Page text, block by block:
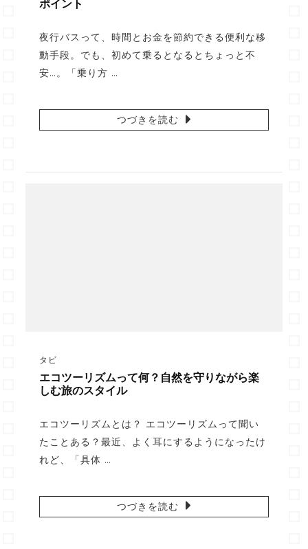
ポイント
夜行バスって、時間とお金を節約できる便利な移
動手段。でも、初めて乗るとなるとちょっと不
安…。「乗り方 …
つづきを読む
タビ
エコツーリズムって何？自然を守りながら楽
しむ旅のスタイル
エコツーリズムとは？ エコツーリズムって聞い
たことある？最近、よく耳にするようになったけ
れど、「具体 …
つづきを読む